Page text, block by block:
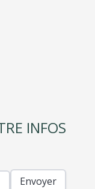
INFOS
Envoyer